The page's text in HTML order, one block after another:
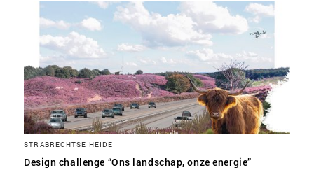
STRABRECHTSE HEIDE
Design challenge “Ons landschap, onze energie”